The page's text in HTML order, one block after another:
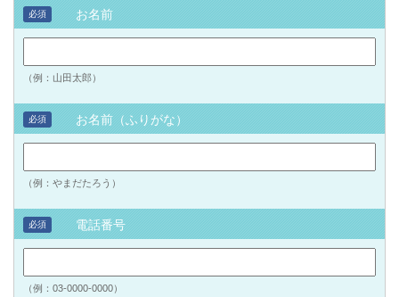
お名前
必須
（例：山田太郎）
お名前（ふりがな）
必須
（例：やまだたろう）
電話番号
必須
（例：03-0000-0000）